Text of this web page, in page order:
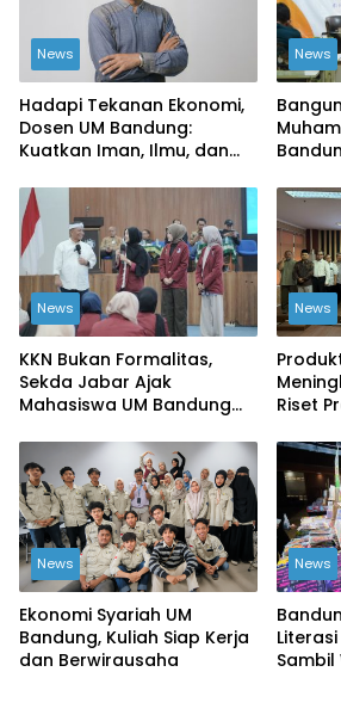
News
Hadapi Tekanan Ekonomi,
Dosen UM Bandung:
Kuatkan Iman, Ilmu, dan
News
Publik
News
KKN Bukan Formalitas,
Sekda Jabar Ajak
Mahasiswa UM Bandung
News
Riset
News
Ekonomi Syariah UM
Bandung, Kuliah Siap Kerja
dan Berwirausaha
News
Sambil